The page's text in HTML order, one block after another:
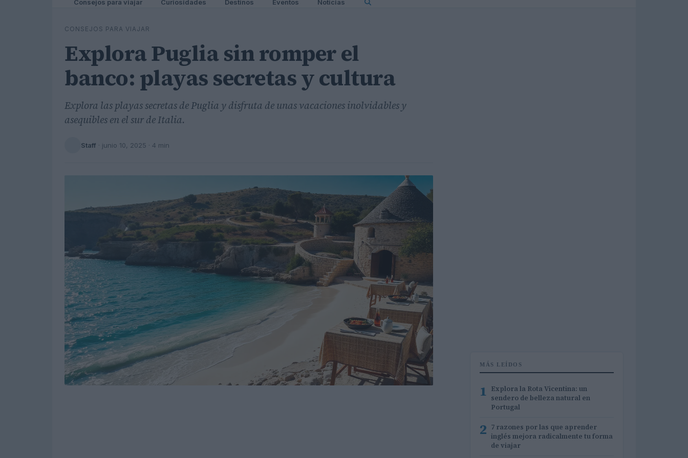
Consejos para viajar Curiosidades Destinos Eventos Noticias
CONSEJOS PARA VIAJAR
Explora Puglia sin romper el
banco: playas secretas y cultura
Explora las playas secretas de Puglia y disfruta de unas vacaciones inolvidables y
asequibles en el sur de Italia.
Staff · junio 10, 2025 · 4 min
MÁS LEÍDOS
1 Explora la Rota Vicentina: un
sendero de belleza natural en
Portugal
2 7 razones por las que aprender
inglés mejora radicalmente tu forma
de viajar